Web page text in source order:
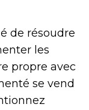
de résoudre
les
propre avec
se vend